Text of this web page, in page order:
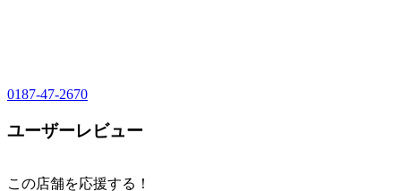
0187-47-2670
ユーザーレビュー
この店舗を応援する！